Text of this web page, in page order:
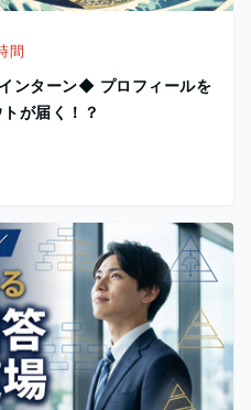
間
ターン◆ プロフィールを
が届く！？